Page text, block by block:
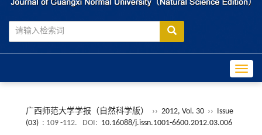
广西师范大学学报（自然科学版） ›› 2012, Vol. 30 ››
Issue
(03) : 109 -112. DOI: 10.16088/j.issn.1001-6600.2012.03.006